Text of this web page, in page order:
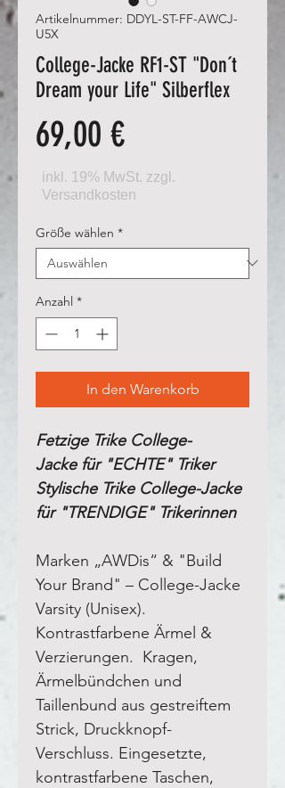
Artikelnummer: DDYL-ST-FF-AWCJ-
U5X
College-Jacke RF1-ST "Don´t
Dream your Life" Silberflex
69,00 €Preis
Größe wählen *
Anzahl *
In den Warenkorb
Fetzige Trike College-
Jacke für "ECHTE" Triker
Stylische Trike College-Jacke
für "TRENDIGE" Trikerinnen
Marken „AWDis“ & "Build
Your Brand" – College-Jacke
Varsity (Unisex).
Kontrastfarbene Ärmel &
Verzierungen. Kragen,
Ärmelbündchen und
Taillenbund aus gestreiftem
Strick, Druckknopf-
Verschluss. Eingesetzte,
kontrastfarbene Taschen,